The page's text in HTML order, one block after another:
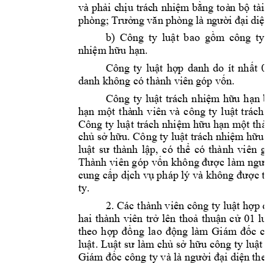
và phải chịu trách nhiệm bằng toàn bộ tài
phòng; Trưởng văn phòng là người đại diện
b) Công ty luật bao gồm công ty
nhiệm hữu hạn.
Công ty luật hợp danh do ít nhất 02
danh không có thành viên góp vốn.
Công ty luật trách nhiệm hữu hạn
hạn một thành viên và công ty luật trách
Công ty luật trách nhiệm hữu hạn một
chủ sở hữu. Công ty luật trách nhiệm hữu
luật sư thành lập, có thể có thành viên
Thành viên góp vốn không được làm n
cung cấp dịch vụ pháp lý và không được
ty.
2. Các thành viên công ty luật hợp
hai thành viên trở lên thoả thuận cử 01
theo hợp đồng lao động làm Giám đốc
luật. Luật sư làm chủ sở hữu công ty luật
Giám đốc công ty và là người đại diện theo